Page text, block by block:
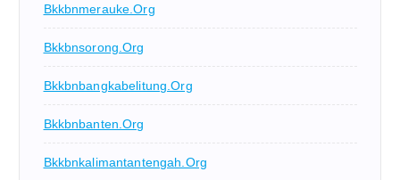
Bkkbnmerauke.org
Bkkbnsorong.org
Bkkbnbangkabelitung.org
Bkkbnbanten.org
Bkkbnkalimantantengah.org